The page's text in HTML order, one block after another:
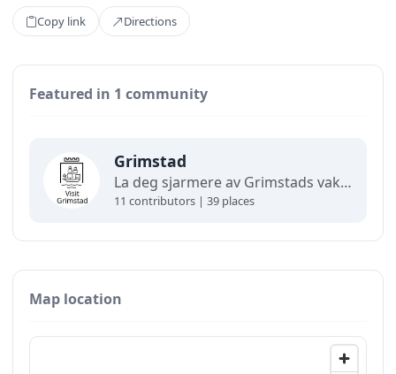
Copy link Directions
Featured in 1 community
Grimstad
La deg sjarmere av Grimstads vakre skjærgård, hvite trehus, koselige smau og smale brusteinsgater. I "dikternes by" finner du museer, nisjebutikker, prisbelønnede spisesteder og vakker kystnatur. Vi har et levende kulturliv for store og små gjennom hele året. Velkommen!
11 contributors | 39 places
Map location